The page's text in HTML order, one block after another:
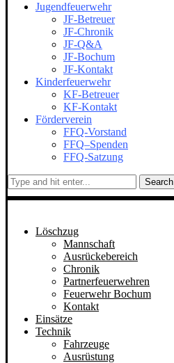
Jugendfeuerwehr
JF-Betreuer
JF-Chronik
JF-Q&A
JF-Bochum
JF-Kontakt
Kinderfeuerwehr
KF-Betreuer
KF-Kontakt
Förderverein
FFQ-Vorstand
FFQ–Spenden
FFQ-Satzung
Search
Löschzug
Mannschaft
Ausrückebereich
Chronik
Partnerfeuerwehren
Feuerwehr Bochum
Kontakt
Einsätze
Technik
Fahrzeuge
Ausrüstung